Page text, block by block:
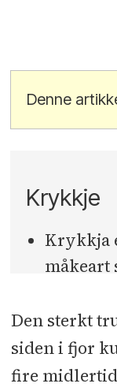
Denne
Krykkje
Krykkja
måkeart
hele
Arten
Den sterkt
siden i fjor
fire